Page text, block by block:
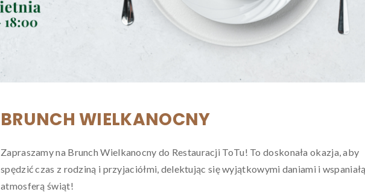
BRUNCH WIELKANOCNY
Zapraszamy na Brunch Wielkanocny do Restauracji ToTu! To doskonała okazja, aby
spędzić czas z rodziną i przyjaciółmi, delektując się wyjątkowymi daniami i
atmosferą świąt!